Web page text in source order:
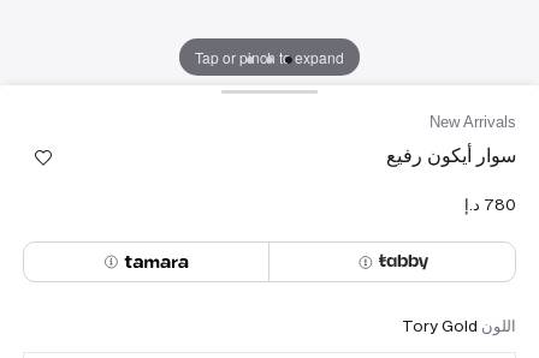
Tap or pinch to expand
New Arrivals
سوار أيكون رفيع
اللون Tory Gold